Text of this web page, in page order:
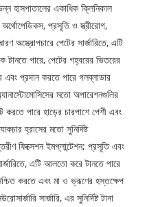
হাসপাতালের একাধিক ক্লিনিকাল
অর্থোপেডিকস, প্রসূতি ও স্ত্রীরোগ,
অস্ত্রোপচারে পেটের সার্জারিতে, এটি
টানতে পারে, পেটের গহ্বরের ভিতরের
এবং প্রদান করতে পারে গলব্লাডার
মতো অপারেশনগুলির
করতে পারে হাড়ের চারপাশে পেশী এবং
হ্রাসের মতো সুনির্দিষ্ট
ফিক্সেশন ইমপ্লান্টেশন; প্রসূতি এবং
এটি আলতো করে টানতে পারে
করতে এবং মা ও ভ্রূণের হস্তক্ষেপ
সার্জারি, এর সুনির্দিষ্ট টানা